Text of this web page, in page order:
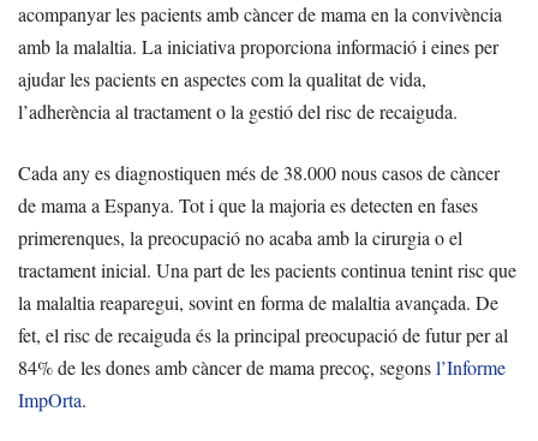
acompanyar les pacients amb càncer de mama en la convivència
amb la malaltia. La iniciativa proporciona informació i eines per
ajudar les pacients en aspectes com la qualitat de vida,
l’adherència al tractament o la gestió del risc de recaiguda.
Cada any es diagnostiquen més de 38.000 nous casos de càncer
de mama a Espanya. Tot i que la majoria es detecten en fases
primerenques, la preocupació no acaba amb la cirurgia o el
tractament inicial. Una part de les pacients continua tenint risc que
la malaltia reaparegui, sovint en forma de malaltia avançada. De
fet, el risc de recaiguda és la principal preocupació de futur per al
84% de les dones amb càncer de mama precoç, segonsl’Informe
ImpOrta.